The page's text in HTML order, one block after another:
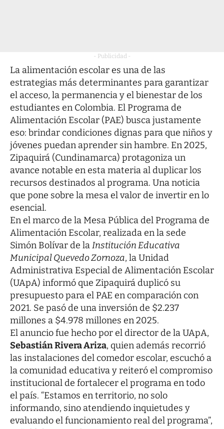
- Publicidad -
La alimentación escolar es una de las
estrategias más determinantes para garantizar
el acceso, la permanencia y el bienestar de los
estudiantes en Colombia. El Programa de
Alimentación Escolar (PAE) busca justamente
eso: brindar condiciones dignas para que niños y
jóvenes puedan aprender sin hambre. En 2025,
Zipaquirá (Cundinamarca) protagoniza un
avance notable en esta materia al duplicar los
recursos destinados al programa. Una noticia
que pone sobre la mesa el valor de invertir en lo
esencial.
En el marco de la Mesa Pública del Programa de
Alimentación Escolar, realizada en la sede
Simón Bolívar de laInstitución Educativa
Municipal Quevedo Zornoza, la Unidad
Administrativa Especial de Alimentación Escolar
(UApA) informó que Zipaquirá duplicó su
presupuesto para el PAE en comparación con
2021. Se pasó de una inversión de $2.237
millones a $4.978 millones en 2025.
El anuncio fue hecho por el director de la UApA,
Sebastián Rivera Ariza, quien además recorrió
las instalaciones del comedor escolar, escuchó a
la comunidad educativa y reiteró el compromiso
institucional de fortalecer el programa en todo
el país. “Estamos en territorio, no solo
informando, sino atendiendo inquietudes y
evaluando el funcionamiento real del programa”,